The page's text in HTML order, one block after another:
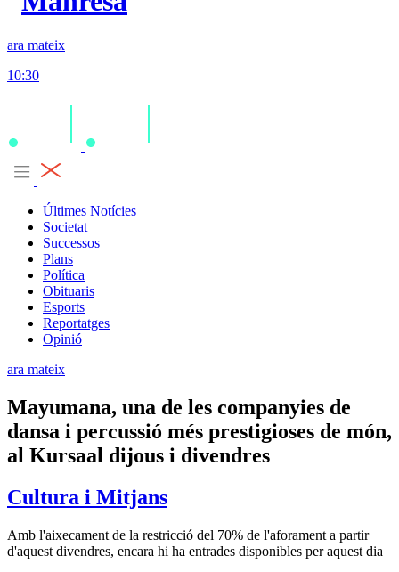
ara mateix
10:30
Últimes Notícies
Societat
Successos
Plans
Política
Obituaris
Esports
Reportatges
Opinió
ara mateix
Mayumana, una de les companyies de
dansa i percussió més prestigioses de món,
al Kursaal dijous i divendres
Cultura i Mitjans
Amb l'aixecament de la restricció del 70% de l'aforament a partir
d'aquest divendres, encara hi ha entrades disponibles per aquest dia